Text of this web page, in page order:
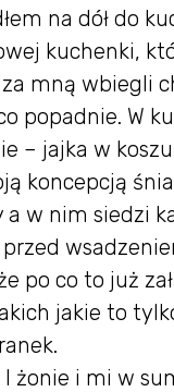
na dół do
kuchenki,
mną wbiegli
popadnie. W
– jajka w
koncepcją
w nim siedzi
po co to już
jakie to
I żonie i mi w